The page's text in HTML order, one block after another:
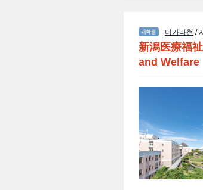
니가타현 /
新潟医療福
and Welfare